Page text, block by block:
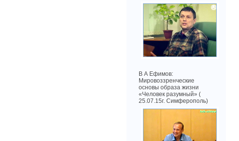
В А Ефимов:
Мировоззренческие
основы образа жизни
«Человек разумный» (
25.07.15г. Симферополь)